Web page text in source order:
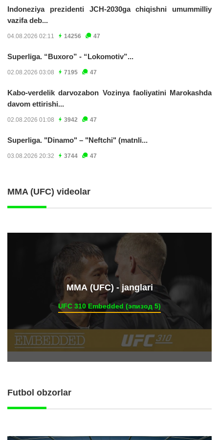
Indoneziya prezidenti JCH-2030ga chiqishni umummilliy
vazifa deb...
04.08.2026 02:11 14256 47
Superliga. “Buxoro” - “Lokomotiv”...
02.08.2026 03:08 7195 47
Kabo-verdelik darvozabon Vozinya faoliyatini Marokashda
davom ettirishi...
02.08.2026 01:08 3942 47
Superliga. "Dinamo" – "Neftchi" (matnli...
03.08.2026 20:32 3744 47
MMA (UFC) videolar
ММА (UFC) - janglari
UFC 310 Embedded (эпизод 5)
Futbol obzorlar